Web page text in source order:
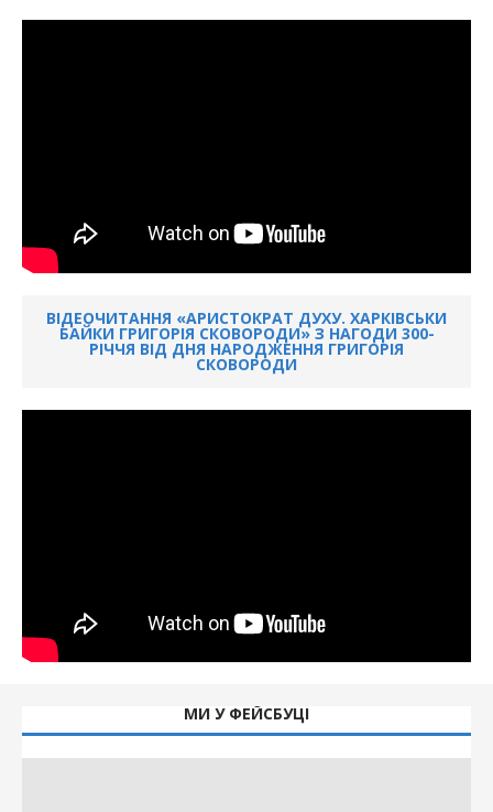
ВІДЕОЧИТАННЯ «АРИСТОКРАТ ДУХУ. ХАРКІВСЬКИ
БАЙКИ ГРИГОРІЯ СКОВОРОДИ» З НАГОДИ 300-
РІЧЧЯ ВІД ДНЯ НАРОДЖЕННЯ ГРИГОРІЯ
СКОВОРОДИ
МИ У ФЕЙСБУЦІ